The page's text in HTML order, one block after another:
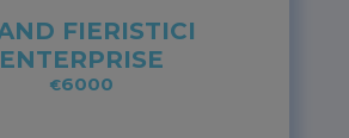
FIERISTICI
ENTERPRISE
€6000